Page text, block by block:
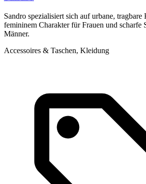
Sandro spezialisiert sich auf urbane,
femininem Charakter für Frauen und scharfe
Männer.
Accessoires & Taschen, Kleidung